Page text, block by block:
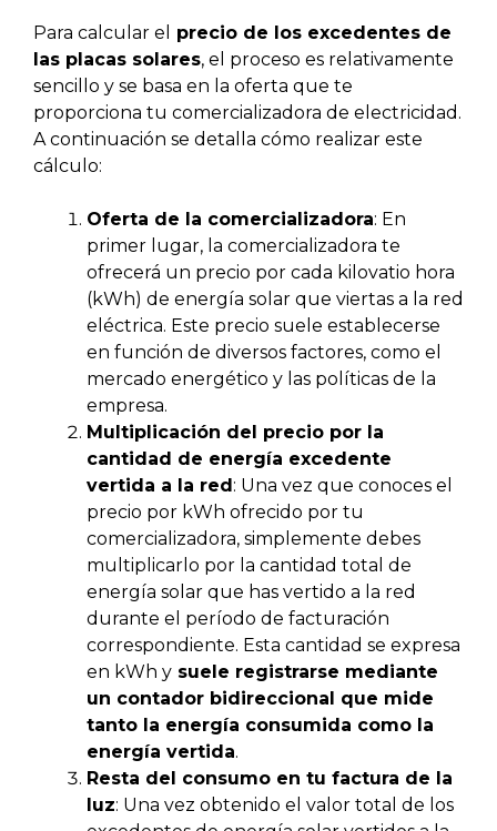
Para calcular el
precio de los excedentes de
las placas solares, el proceso es relativamente
sencillo y se basa en la oferta que te
proporciona tu comercializadora de electricidad.
A continuación se detalla cómo realizar este
cálculo:
Oferta de la comercializadora: En
primer lugar, la comercializadora te
ofrecerá un precio por cada kilovatio hora
(kWh) de energía solar que viertas a la red
eléctrica. Este precio suele establecerse
en función de diversos factores, como el
mercado energético y las políticas de la
empresa.
Multiplicación del precio por la
cantidad de energía excedente
vertida a la red : Una vez que conoces el
precio por kWh ofrecido por tu
comercializadora, simplemente debes
multiplicarlo por la cantidad total de
energía solar que has vertido a la red
durante el período de facturación
correspondiente. Esta cantidad se expresa
en kWh y suele registrarse mediante
un contador bidireccional que mide
tanto la energía consumida como la
energía vertida.
Resta del consumo en tu factura de la
luz: Una vez obtenido el valor total de los